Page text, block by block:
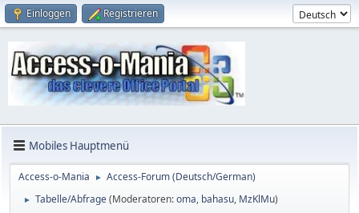
Einloggen Registrieren
Mobiles Hauptmenü
Access-o-Mania ► Access-Forum (Deutsch/German)
► Tabelle/Abfrage(Moderatoren:oma, bahasu, MzKlMu)